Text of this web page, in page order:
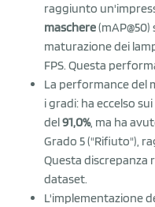
raggiunto
maschere
maturazione dei
FPS. Questa
La performance del
i gradi: ha eccelso
del91,0%, ma ha
Grado 5 ("Rifiuto"),
Questa discrepanza
dataset.
L'implementazione